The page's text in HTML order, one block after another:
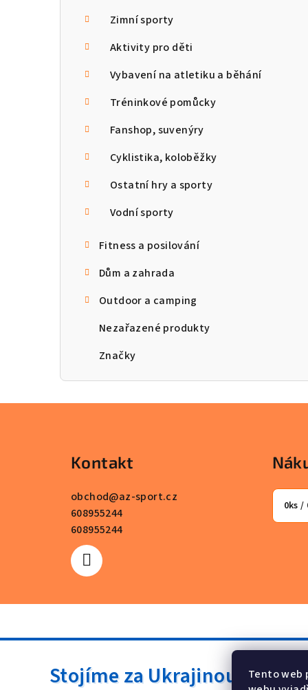
Tento web
Zimní sporty
Aktivity pro děti
Vybavení na atletiku a běhání
Tréninkové pomůcky
Fanshop, suvenýry
Cyklistika, koloběžky
Ostatní hry a sporty
Vodní sporty
Fitness a posilování
Dům a zahrada
Outdoor a camping
Nezařazené produkty
Značky
Kontakt
obchod@az-sport.cz
608955244
608955244
0ks /
Stojíme za Ukrajinou ❤️